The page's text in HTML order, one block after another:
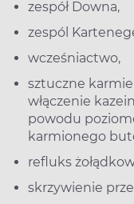
zespół Downa,
zespól
wcześniactwo,
sztuczne
włączenie
powodu
karmionego
refluks
skrzywienie